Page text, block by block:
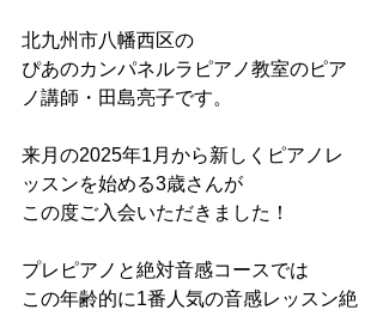
北九州市八幡西区の
ぴあのカンパネルラピアノ教室のピア
ノ講師・田島亮子です。
来月の2025年1月から新しくピアノレ
ッスンを始める3歳さんが
この度ご入会いただきました！
プレピアノと絶対音感コースでは
この年齢的に1番人気の音感レッスン絶